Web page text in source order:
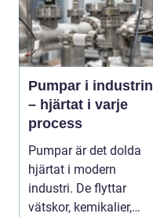
Pumpar i industrin
– hjärtat i varje
process
Pumpar är det dolda
hjärtat i modern
industri. De flyttar
vätskor, kemikalier,